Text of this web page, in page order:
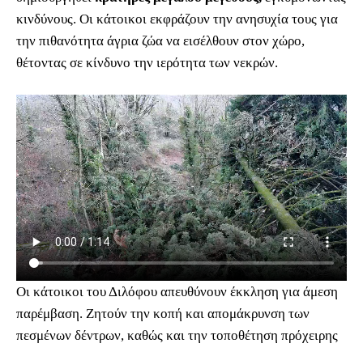
κινδύνους. Οι κάτοικοι εκφράζουν την ανησυχία τους για
την πιθανότητα άγρια ζώα να εισέλθουν στον χώρο,
θέτοντας σε κίνδυνο την ιερότητα των νεκρών.
Οι κάτοικοι του Διλόφου απευθύνουν έκκληση για άμεση
παρέμβαση. Ζητούν την κοπή και απομάκρυνση των
πεσμένων δέντρων, καθώς και την τοποθέτηση πρόχειρης